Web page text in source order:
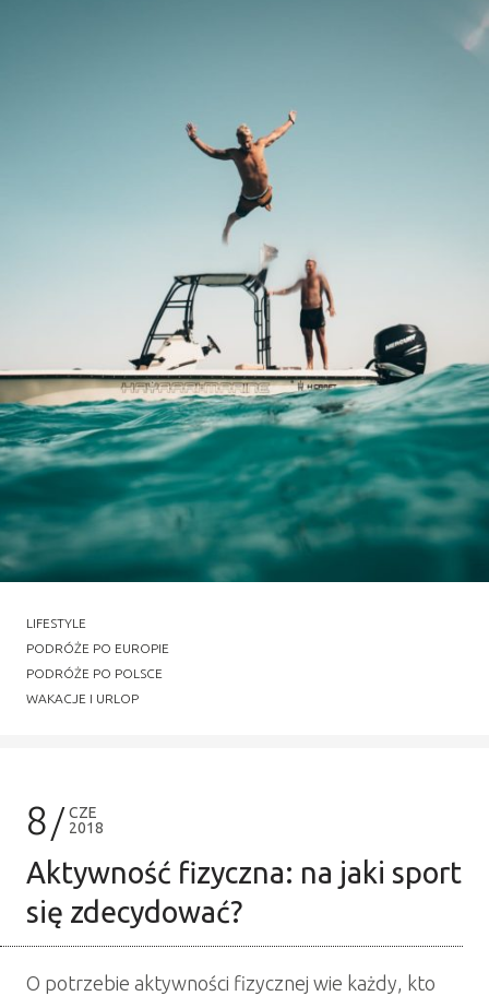
LIFESTYLE
PODRÓŻE PO EUROPIE
PODRÓŻE PO POLSCE
WAKACJE I URLOP
8
CZE
2018
Aktywność fizyczna: na jaki sport
się zdecydować?
O potrzebie aktywności fizycznej wie każdy, kto